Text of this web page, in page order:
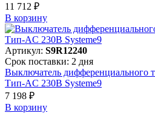
11 712 ₽
В корзинy
Артикул: S9R12240
Срок поставки: 2 дня
Выключатель дифференциального
Тип-AC 230В Systeme9
7 198 ₽
В корзинy